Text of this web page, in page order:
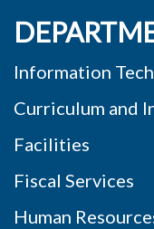
Information
Curriculum and
Facilities
Fiscal Services
Human